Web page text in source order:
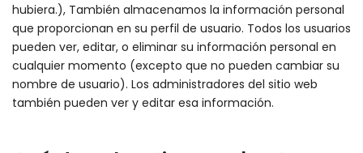
hubiera.), También almacenamos la información personal
que proporcionan en su perfil de usuario. Todos los usuarios
pueden ver, editar, o eliminar su información personal en
cualquier momento (excepto que no pueden cambiar su
nombre de usuario). Los administradores del sitio web
también pueden ver y editar esa información.